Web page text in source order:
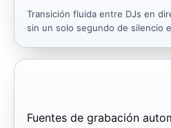
Transición fluida entre DJs en
sin un solo segundo de silencio
Fuentes de grabación